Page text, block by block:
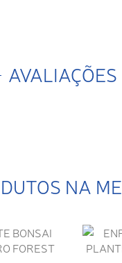
AVALIAÇÕES
NA